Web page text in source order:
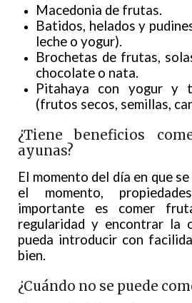
Macedonia de frutas.
Batidos, helados y
leche o yogur).
Brochetas de frutas,
chocolate o nata.
Pitahaya con yogur y
(frutos secos, semillas,
¿Tiene beneficios
ayunas?
El momento del día en que
el momento,
importante es comer
regularidad y encontrar la
pueda introducir con
bien.
¿Cuándo no se puede